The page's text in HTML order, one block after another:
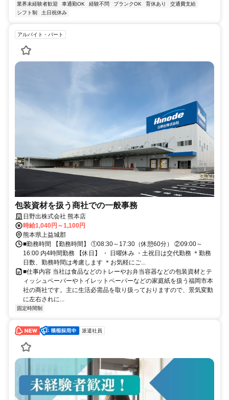
業界未経験者歓迎 車通勤OK 経験不問 ブランクOK 育休あり
交通費支給
シフト制
土日祝休み
アルバイト・パート
包装資材を扱う商社での一般事務
日野出株式会社 熊本店
時給1,040円～1,100円
熊本県上益城郡
■勤務時間 【勤務時間】 ①08:30～17:30（休憩60分） ②09:00～
16:00 内4時間勤務 【休日】 ・ 日曜休み ・土祝日は交代勤務 ＊勤務
日数、勤務時間は考慮します ＊お気軽にご...
■仕事内容 当社は食品などのトレーやお弁当容器などの包装資材とテ
ィッシュペーパーやトイレットペーパーなどの家庭紙を扱う福岡市本
社の商社です。主に生活必需品を取り扱っておりますので、景気変動
に左右されに...
固定時間制
派遣社員